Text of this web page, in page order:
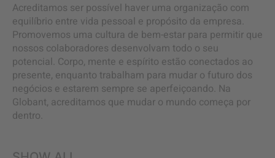
Acreditamos ser possível haver uma organização com
equilíbrio entre vida pessoal e propósito da empresa.
Promovemos uma cultura de bem-estar para permitir que
nossos colaboradores desenvolvam todo o seu
potencial. Corpo, mente e espírito estão conectados ao
presente, enquanto trabalham para mudar o futuro dos
negócios e estarem sempre se aperfeiçoando. Na
Globant, acreditamos que mudar o mundo começa por
dentro.